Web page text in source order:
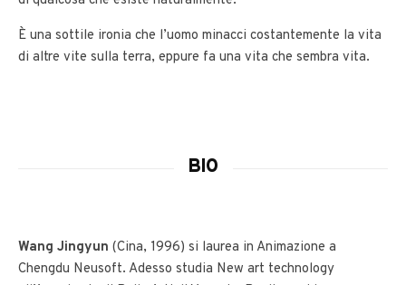
È una sottile ironia che l’uomo minacci costantemente la vita
di altre vite sulla terra, eppure fa una vita che sembra vita.
BIO
Wang Jingyun (Cina, 1996) si laurea in Animazione a
Chengdu Neusoft. Adesso studia New art technology